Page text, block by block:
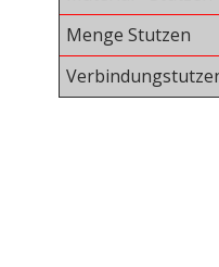
Menge Stutzen
Verbindungs